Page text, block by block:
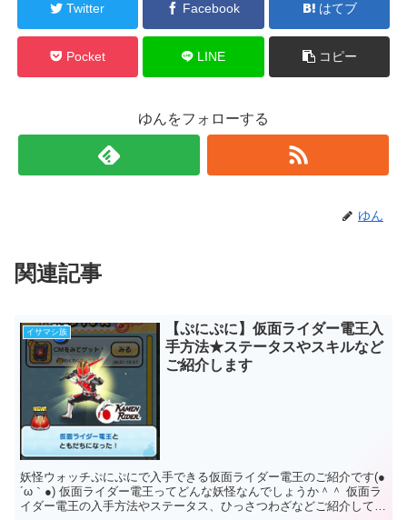
Twitter Facebook はてブ
Pocket LINE コピー
ゆんをフォローする
ゆん
関連記事
イサマシ族
【ぷにぷに】仮面ライダー電王入
手方法★ステータスやスキルなど
ご紹介します
妖怪ウォッチぷにぷにで入手できる仮面ライダー電王のご紹介です(●
´ω｀●) 仮面ライダー電王ってどんな妖怪なんでしょうか＾＾ 仮面ラ
イダー電王の入手方法やステータス、ひっさつわざなどご紹介してい